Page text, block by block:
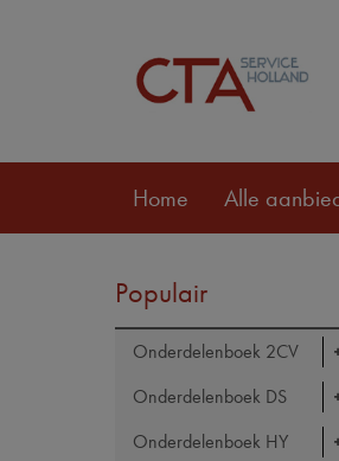
Home Alle
Populair
Onderdelenboek 2CV
Onderdelenboek DS
Onderdelenboek HY